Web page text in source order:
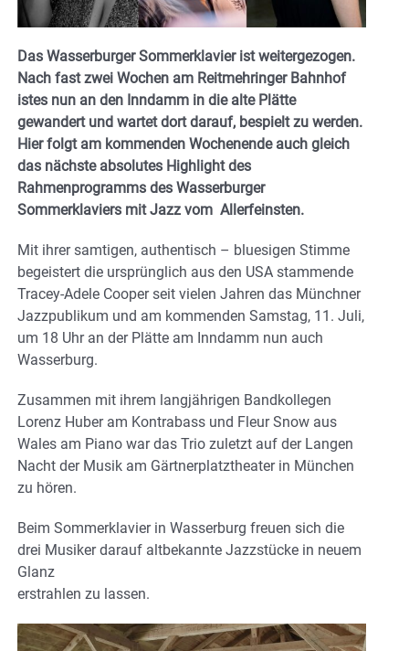
Das Wasserburger Sommerklavier ist weitergezogen.
Nach fast zwei Wochen am Reitmehringer Bahnhof
istes nun an den Inndamm in die alte Plätte
gewandert und wartet dort darauf, bespielt zu werden.
Hier folgt am kommenden Wochenende auch gleich
das nächste absolutes Highlight des
Rahmenprogramms des Wasserburger
Sommerklaviers mit Jazz vom Allerfeinsten.
Mit ihrer samtigen, authentisch – bluesigen Stimme
begeistert die ursprünglich aus den USA stammende
Tracey-Adele Cooper seit vielen Jahren das Münchner
Jazzpublikum und am kommenden Samstag, 11. Juli,
um 18 Uhr an der Plätte am Inndamm nun auch
Wasserburg.
Zusammen mit ihrem langjährigen Bandkollegen
Lorenz Huber am Kontrabass und Fleur Snow aus
Wales am Piano war das Trio zuletzt auf der Langen
Nacht der Musik am Gärtnerplatztheater in München
zu hören.
Beim Sommerklavier in Wasserburg freuen sich die
drei Musiker darauf altbekannte Jazzstücke in neuem
Glanz
erstrahlen zu lassen.